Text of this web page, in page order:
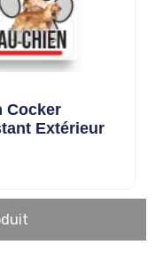
Cocker
Extérieur